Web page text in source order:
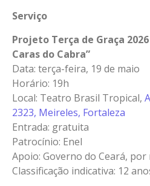
Serviço
Projeto Terça de Graça
Caras do Cabra”
Data: terça-feira, 19 de maio
Horário: 19h
Local: Teatro Brasil Tropical,
2323, Meireles, Fortaleza
Entrada: gratuita
Patrocínio: Enel
Apoio: Governo do Ceará, por
Classificação indicativa: 12